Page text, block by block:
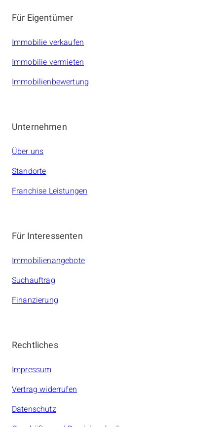
Für Eigentümer
Immobilie verkaufen
Immobilie vermieten
Immobilienbewertung
Unternehmen
Über uns
Standorte
Franchise Leistungen
Für Interessenten
Immobilienangebote
Suchauftrag
Finanzierung
Rechtliches
Impressum
Vertrag widerrufen
Datenschutz